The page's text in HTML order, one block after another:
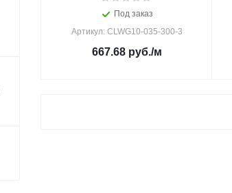
Под заказ
Артикул: CLWG10-035-300-3
667.68руб./м